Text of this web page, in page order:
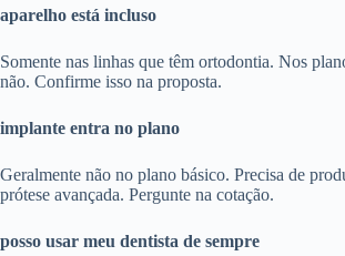
aparelho está incluso
Somente nas linhas que têm ortodontia. Nos
não. Confirme isso na proposta.
implante entra no plano
Geralmente não no plano básico. Precisa de
prótese avançada. Pergunte na cotação.
posso usar meu dentista de sempre